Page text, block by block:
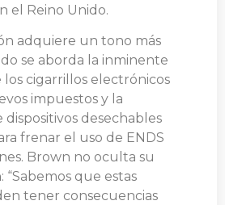
el Reino Unido.
adquiere un tono más
se aborda la inminente
cigarrillos electrónicos
impuestos y la
desechables
frenar el uso de ENDS
Brown no oculta su
que estas
tener consecuencias